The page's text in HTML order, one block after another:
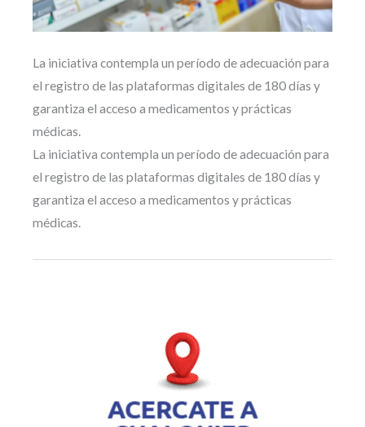
La iniciativa contempla un período de adecuación para
el registro de las plataformas digitales de 180 días y
garantiza el acceso a medicamentos y prácticas
médicas.
La iniciativa contempla un período de adecuación para
el registro de las plataformas digitales de 180 días y
garantiza el acceso a medicamentos y prácticas
médicas.